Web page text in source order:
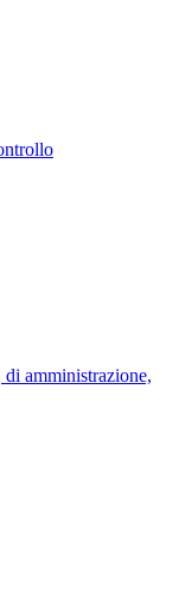
amministrazione,